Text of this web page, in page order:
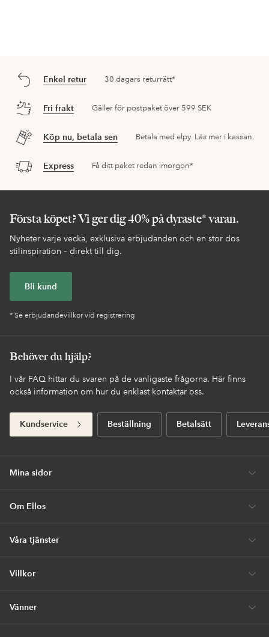
Enkel retur 30 dagars returrätt*
Fri frakt Gäller för postpaket över 599 SEK
Köp nu, betala sen Betala med elpy. Läs mer i kassan.
Express Få ditt paket redan imorgon*
Första köpet? Vi ger dig 40% på dyraste* varan.
Nyheter varje vecka, exklusiva erbjudanden och en stor dos
stilinspiration – direkt till dig.
Bli kund
* Se erbjudandevillkor vid registrering
Behöver du hjälp?
I vår FAQ hittar du svaren på de vanligaste frågorna. Här finns
också information om hur du enklast kontaktar oss.
Kundservice Beställning Betalsätt
Mina sidor
Om Ellos
Våra tjänster
Villkor
Vänner